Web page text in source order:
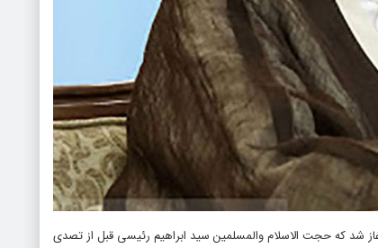
شد که حجت الاسلام والمسلمین سید ابراهیم رئیسی قبل از تصدی